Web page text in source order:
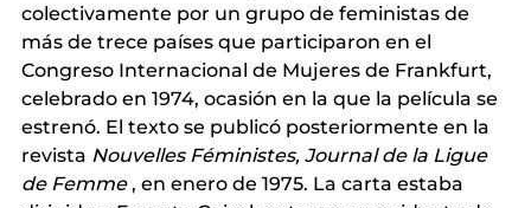
colectivamente por un grupo de feministas de
más de trece países que participaron en el
Congreso Internacional de Mujeres de Frankfurt,
celebrado en 1974, ocasión en la que la película se
estrenó. El texto se publicó posteriormente en la
revista Nouvelles Féministes, Journal de la Ligue
de Femme , en enero de 1975. La carta estaba